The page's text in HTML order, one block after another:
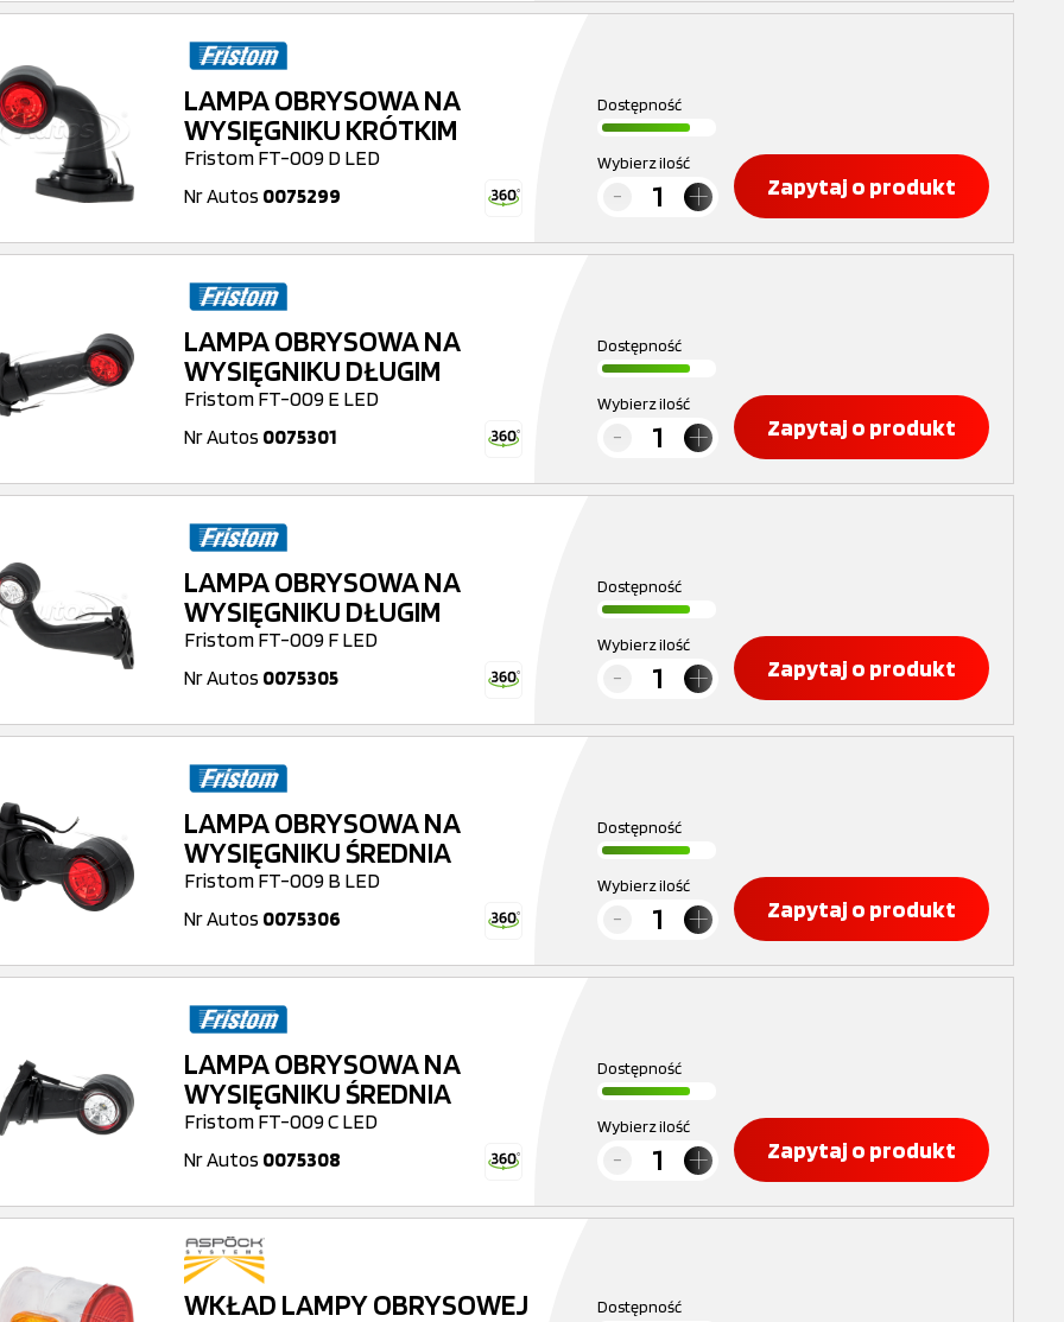
LAMPA OBRYSOWA NA
WYSIĘGNIKU KRÓTKIM
Fristom FT-009 D LED
Nr Autos 0075299
Dostępność
Wybierz ilość
Zapytaj o produkt
LAMPA OBRYSOWA NA
WYSIĘGNIKU DŁUGIM
Fristom FT-009 E LED
Nr Autos 0075301
Dostępność
Wybierz ilość
Zapytaj o produkt
LAMPA OBRYSOWA NA
WYSIĘGNIKU DŁUGIM
Fristom FT-009 F LED
Nr Autos 0075305
Dostępność
Wybierz ilość
Zapytaj o produkt
LAMPA OBRYSOWA NA
WYSIĘGNIKU ŚREDNIA
Fristom FT-009 B LED
Nr Autos 0075306
Dostępność
Wybierz ilość
Zapytaj o produkt
LAMPA OBRYSOWA NA
WYSIĘGNIKU ŚREDNIA
Fristom FT-009 C LED
Nr Autos 0075308
Dostępność
Wybierz ilość
Zapytaj o produkt
WKŁAD LAMPY OBRYSOWEJ Dostępność